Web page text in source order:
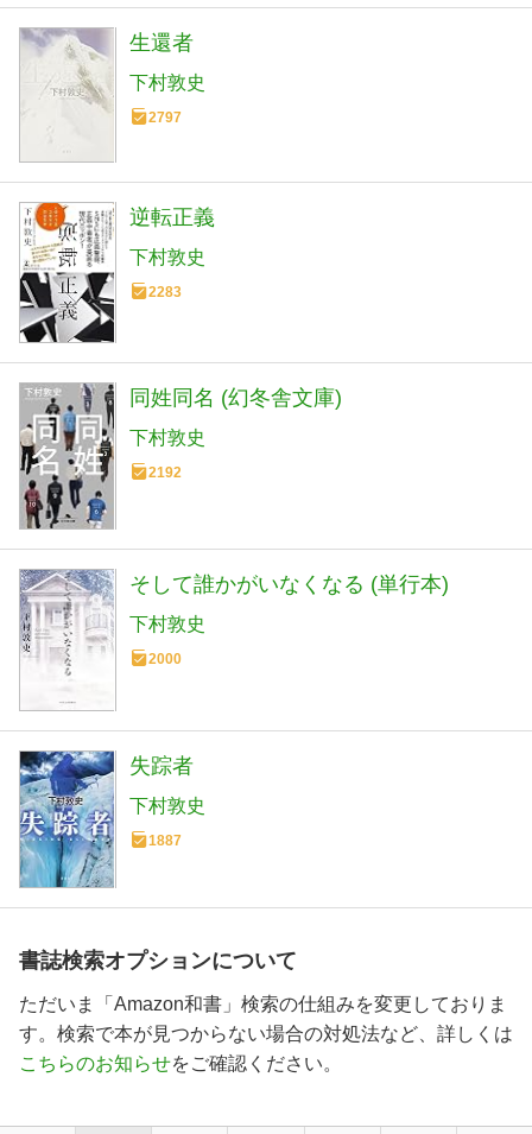
生還者
下村敦史
2797
逆転正義
下村敦史
2283
同姓同名 (幻冬舎文庫)
下村敦史
2192
そして誰かがいなくなる (単行本)
下村敦史
2000
失踪者
下村敦史
1887
書誌検索オプションについて
ただいま「Amazon和書」検索の仕組みを変更しておりま
す。検索で本が見つからない場合の対処法など、詳しくは
こちらのお知らせをご確認ください。